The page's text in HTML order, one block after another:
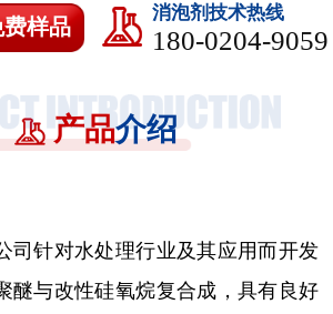
样品
消泡剂技术热线
180-0204-9059
产品介绍
司针对水处理行业及其应用而开发
醚与改性硅氧烷复合成，具有良好